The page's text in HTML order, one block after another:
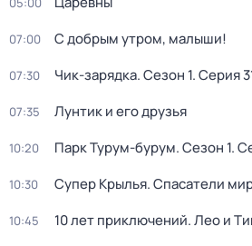
07:00 С добрым утром, малыши!
07:30 Чик-зарядка. Сезон 1. Серия
07:35 Лунтик и его друзья
10:20 Парк Турум-бурум. Сезон 1.
10:30 Супер Крылья. Спасатели
10:45 10 лет приключений. Лео и